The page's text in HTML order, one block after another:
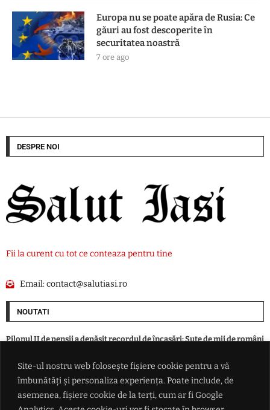
Site-ul nostru web folosește fișiere cookie pentru a vă
îmbunătăți și personaliza experiența. Poate include, de
asemenea, fișiere cookie de la terți, cum ar fi Google
Europa nu se poate apăra de Rusia: Ce
găuri au fost descoperite în
securitatea noastră
7 ore ago
DESPRE NOI
Fii la curent cu tot ce conteaza pentru tine
Email:contact@salutiasi.ro
NOUTATI
Pilonul II de pensii a depășit recordul de încasări: Sute de mii de români
Italia și Danemarca fac front comun împotriva „imigrației
necontrolate”: solicită centre de repatriere în ţări terţe